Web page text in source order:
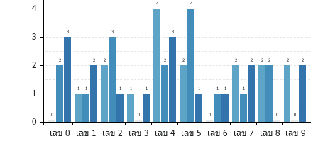
4
3
2
1
0
0
2
3
1 1
2 2
3
1 1
0
1
4
2
3
2
4
1
0
1 1
2
1
2 2 2
0
2
0
2
เลข 0 เลข 1 เลข 2 เลข 3 เลข 4 เลข 5 เลข 6 เลข 7 เลข 8 เลข 9